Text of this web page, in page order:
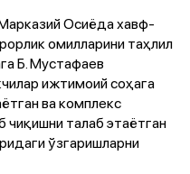
Осиёда хавф-
омилларини таҳлил
Б. Мустафаев
ижтимоий соҳага
ва комплекс
талаб этаётган
ўзгаришларни